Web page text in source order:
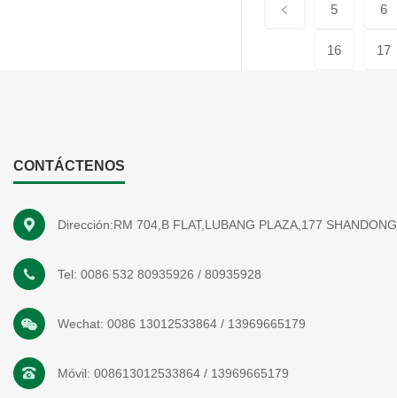
5 6
16 17
CONTÁCTENOS
Dirección:RM 704,B FLAT,LUBANG PLAZA,177
Tel: 0086 532 80935926 / 80935928
Wechat: 0086 13012533864 / 13969665179
Móvil: 008613012533864 / 13969665179